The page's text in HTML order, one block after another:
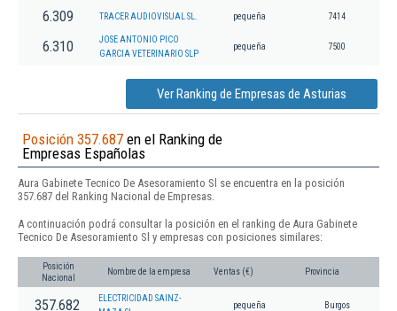
6.309 TRACER AUDIOVISUAL SL. pequeña 7414
6.310
JOSE ANTONIO PICO
GARCIA VETERINARIO SLP
pequeña 7500
Ver Ranking de Empresas de Asturias
Posición 357.687 en el Ranking de
Empresas Españolas
Aura Gabinete Tecnico De Asesoramiento Sl se encuentra en la posición
357.687 del Ranking Nacional de Empresas.
A continuación podrá consultar la posición en el ranking de Aura Gabinete
Tecnico De Asesoramiento Sl y empresas con posiciones similares:
Posición
Nacional
Nombre de la empresa Ventas (€) Provincia
357.682
ELECTRICIDAD SAINZ-
pequeña Burgos